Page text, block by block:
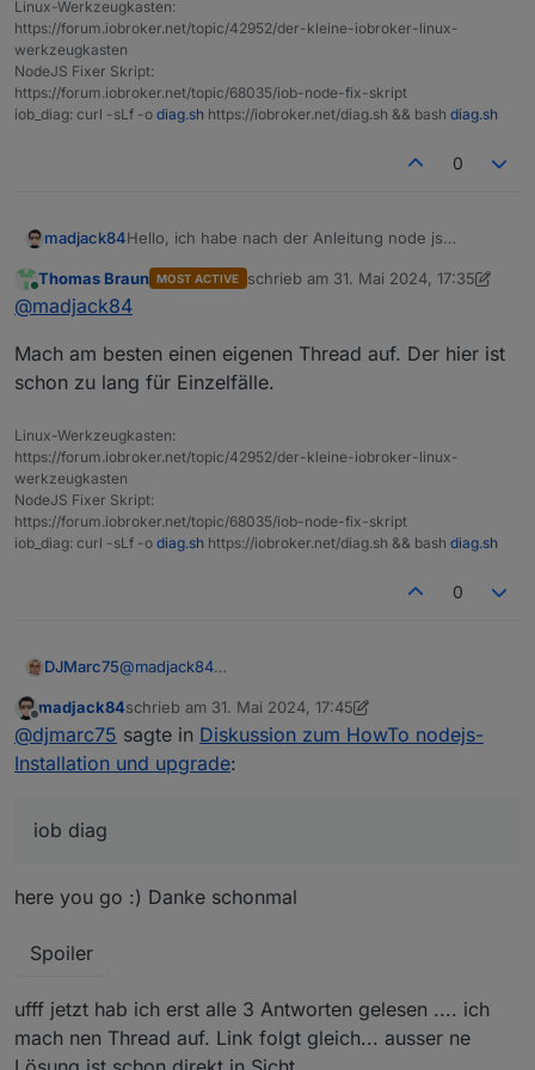
500 https://deb.nodesource.com/
        100 /var/lib/dpkg/status
     10.19.0~dfsg-3ubuntu1.6 500
500 http://de.archive.ubuntu.com/
     10.19.0~dfsg-3ubuntu1 500
Nothing to do - Your installation is
You are running nodejs v16.19.0. Do you
Press <y> to continue or any other key to
Linux-Werkzeugkasten:
https://forum.iobroker.net/topic/42952/der-kleine-iobroker-linux-
werkzeugkasten
NodeJS Fixer Skript:
https://forum.iobroker.net/topic/68035/iob-node-fix-skript
iob_diag: curl -sLf -o diag.sh https://iobroker.net/diag.sh && bash diag.sh
0
madjack84Hello, ich habe nach der Anleitung node js
iob nodejs-update
ioBroker nodejs fixer 2024-05-23
Checking your installation now. Please be
/usr/bin/node 		v16.19.0
/usr/bin/npm 		8.19.3
/usr/bin/npx 		8.19.3
nodejs:
  Candidate: 16.20.2-deb-1nodesource1
  Version table:
     16.20.2-deb-1nodesource1 500
500 http://de.archive.ubuntu.com/
Nothing to do - Your installation is using
jedem Adapter Upgradeversuch einen npm error
npm error code EBADENGINE
laut Host Info ist Npm 10.7 nun installiert...
Habt ihr da Ideen dazu? welche logs braucht ihr?
Online
Thomas Braun MOST ACTIVE schrieb am 31. Mai 2024, 17:35
zuletzt editiert von Thomas Braun
@madjack84
Mach am besten einen eigenen Thread auf. Der hier ist
schon zu lang für Einzelfälle.
Linux-Werkzeugkasten:
https://forum.iobroker.net/topic/42952/der-kleine-iobroker-linux-
werkzeugkasten
NodeJS Fixer Skript:
https://forum.iobroker.net/topic/68035/iob-node-fix-skript
iob_diag: curl -sLf -o diag.sh https://iobroker.net/diag.sh && bash diag.sh
0
DJMarc75@madjack84
zeigen
Offline
madjack84schrieb am 31. Mai 2024, 17:45
zuletzt editiert von madjack84
@djmarc75 sagte in Diskussion zum HowTo nodejs-
Installation und upgrade:
iob diag
here you go :) Danke schonmal
Spoiler
ufff jetzt hab ich erst alle 3 Antworten gelesen .... ich
mach nen Thread auf. Link folgt gleich... ausser ne